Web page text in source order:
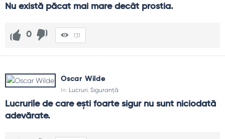
Nu există păcat mai mare decât prostia.
0 131
Oscar Wilde
In: Lucruri Siguranță
Lucrurile de care eşti foarte sigur nu sunt niciodată
adevărate.